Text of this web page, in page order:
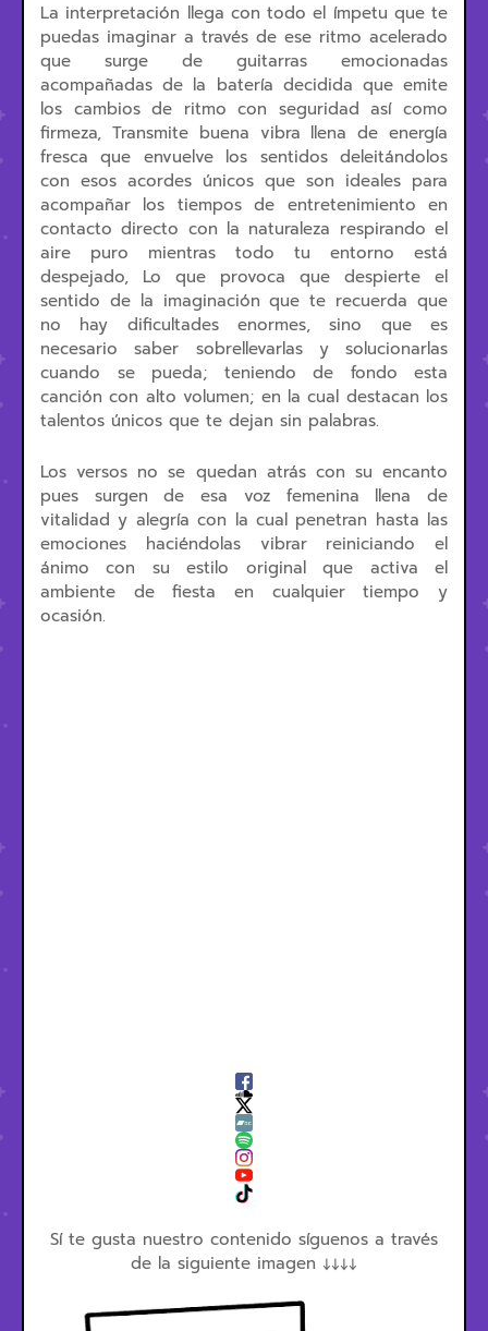
La interpretación llega con todo el ímpetu que te
puedas imaginar a través de ese ritmo acelerado
que surge de guitarras emocionadas
acompañadas de la batería decidida que emite
los cambios de ritmo con seguridad así como
firmeza, Transmite buena vibra llena de energía
fresca que envuelve los sentidos deleitándolos
con esos acordes únicos que son ideales para
acompañar los tiempos de entretenimiento en
contacto directo con la naturaleza respirando el
aire puro mientras todo tu entorno está
despejado, Lo que provoca que despierte el
sentido de la imaginación que te recuerda que
no hay dificultades enormes, sino que es
necesario saber sobrellevarlas y solucionarlas
cuando se pueda; teniendo de fondo esta
canción con alto volumen; en la cual destacan los
talentos únicos que te dejan sin palabras.
Los versos no se quedan atrás con su encanto
pues surgen de esa voz femenina llena de
vitalidad y alegría con la cual penetran hasta las
emociones haciéndolas vibrar reiniciando el
ánimo con su estilo original que activa el
ambiente de fiesta en cualquier tiempo y
ocasión.
Sí te gusta nuestro contenido síguenos a través
de la siguiente imagen ↓↓↓↓